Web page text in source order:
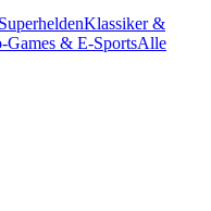
Klassiker &
Games & E-SportsAlle